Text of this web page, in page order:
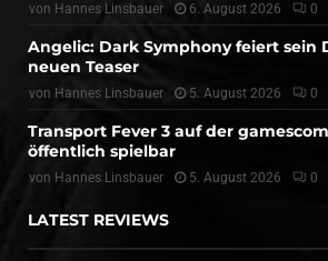
von Hannes Linsbauer 6. August 2026 0
Angelic: Dark Symphony feiert sein
neuen Teaser
von Hannes Linsbauer 5. August 2026 0
Transport Fever 3 auf der
öffentlich spielbar
von Hannes Linsbauer 5. August 2026 0
LATEST REVIEWS